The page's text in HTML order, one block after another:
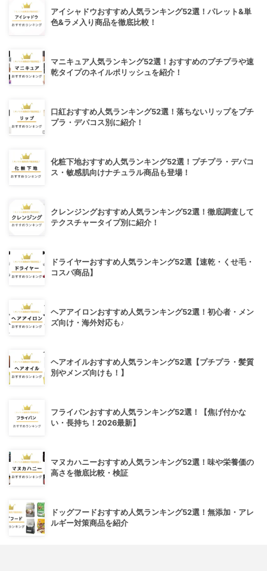
アイシャドウおすすめ人気ランキング52選！パレット&単
色&ラメ入り商品を徹底比較！
マニキュア人気ランキング52選！おすすめのプチプラや速
乾タイプのネイルポリッシュを紹介！
口紅おすすめ人気ランキング52選！落ちないリップをプチ
プラ・デパコス別に紹介！
化粧下地おすすめ人気ランキング52選！プチプラ・デパコ
ス・敏感肌向けナチュラル商品も登場！
クレンジングおすすめ人気ランキング52選！徹底調査して
テクスチャータイプ別に紹介！
ドライヤーおすすめ人気ランキング52選【速乾・くせ毛・
コスパ商品】
ヘアアイロンおすすめ人気ランキング52選！初心者・メン
ズ向け・海外対応も♪
ヘアオイルおすすめ人気ランキング52選【プチプラ・髪質
別やメンズ向けも！】
フライパンおすすめ人気ランキング52選！【焦げ付かな
い・長持ち！2026最新】
マヌカハニーおすすめ人気ランキング52選！味や栄養価の
高さを徹底比較・検証
ドッグフードおすすめ人気ランキング52選！無添加・アレ
ルギー対策商品を紹介